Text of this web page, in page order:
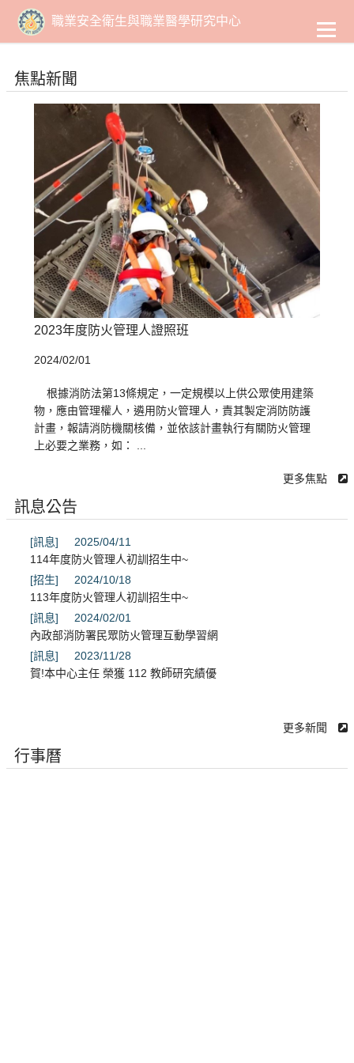
主
要
容
職業安全衛生與職業醫學研究中心
焦點新聞
2023年度防火管理人證照班
2024/02/01
根據消防法第13條規定，一定規模以上供公眾使用建築
物，應由管理權人，遴用防火管理人，責其製定消防防護
計畫，報請消防機關核備，並依該計畫執行有關防火管理
上必要之業務，如： ...
更多焦點
訊息公告
[訊息]
2025/04/11
114年度防火管理人初訓招生中~
[招生]
2024/10/18
113年度防火管理人初訓招生中~
[訊息]
2024/02/01
內政部消防署民眾防火管理互動學習網
[訊息]
2023/11/28
賀!本中心主任 榮獲 112 教師研究績優
更多新聞
行事曆